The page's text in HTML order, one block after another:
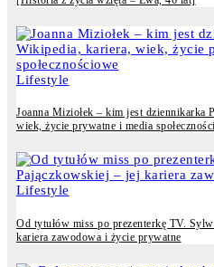
Lifestyle
Joanna Miziołek – kim jest dziennikarka
wiek, życie prywatne i media
Lifestyle
Od tytułów miss po prezenterkę TV.
kariera zawodowa i życie prywatne